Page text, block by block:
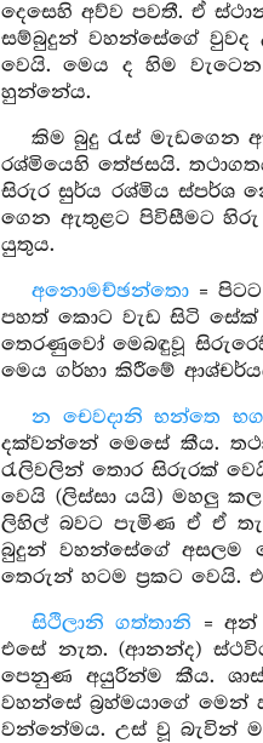
දෙසෙහි අව්ව පවතී. ඒ
සම්බුදුන් වහන්සේගේ
වෙයි. මෙය ද හිම
හුන්නේය.
කිම බුදු රැස්
රශ්මියෙහි තේජසයි.
සිරුර සුර්ය රශ්මිය ස්පර්ශ
ගෙන ඇතුළට පිවිසීමට හිරු
යුතුය.
අනොමච්ඡන්තො=
පහත් කොට වැඩ සිටි සේක්
තෙරණුවෝ මෙබඳුවූ
මෙය ගර්හා කිරීමේ
න චෙවදානි භන්තෙ
දක්වන්නේ මෙසේ කීය.
රැලිවලින් තොර සිරුරක්
වෙයි (ලිස්සා යයි) මහලු
ලිහිල් බවට පැමිණ ඒ ඒ
බුදුන් වහන්සේගේ අසලම
තෙරුන් හටම ප්‍රකට වෙයි.
සිථිලානි ගත්තානි =
එසේ නැත. (ආනන්ද)
පෙනුණ අයුරින්ම කීය.
වහන්සේ බ්‍රහ්මයාගේ
වන්නේමය. උස් වූ බැවින්